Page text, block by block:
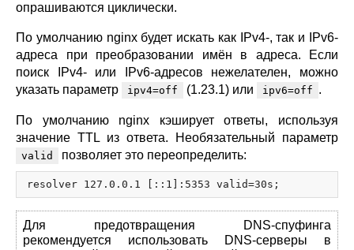
опрашиваются циклически.
По умолчанию nginx будет искать как IPv4-, так и IPv6-
адреса при преобразовании имён в адреса. Если
поиск IPv4- или IPv6-адресов нежелателен, можно
указать параметр
ipv4=off (1.23.1) или ipv6=off .
По умолчанию nginx кэширует ответы, используя
значение TTL из ответа. Необязательный параметр
valid позволяет это переопределить:
Для предотвращения DNS-спуфинга
рекомендуется использовать DNS-серверы в